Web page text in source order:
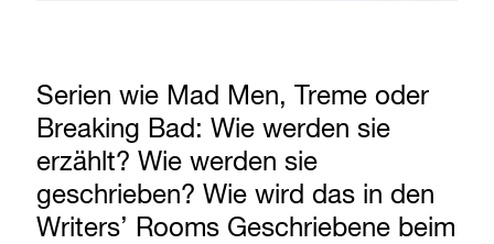
Serien wie Mad Men, Treme oder
Breaking Bad: Wie werden sie
erzählt? Wie werden sie
geschrieben? Wie wird das in den
Writers’ Rooms Geschriebene beim